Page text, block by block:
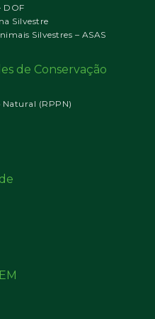
DOF
Silvestre
Silvestres – ASAS
de Conservação
(RPPN)